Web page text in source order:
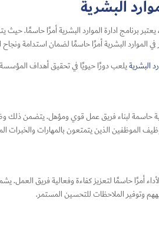
البشرية
برنامج ادارة الموارد البشرية أمرًا حاسمًا. حيث
في الموارد البشرية أمرًا حاسمًا لضمان استدامة
البشريةيلعب دورًا حيويًا في تحقيق أهداف
حاسمة لبناء فريق عمل قوي ومؤهل. يتضمن ذلك
الموظفين الذين يتمتعون بالمهارات والخبرات
أمرًا حاسمًا لتعزيز كفاءة وفعالية فريق
وتوفير الملاحظات للتحسين المستمر.